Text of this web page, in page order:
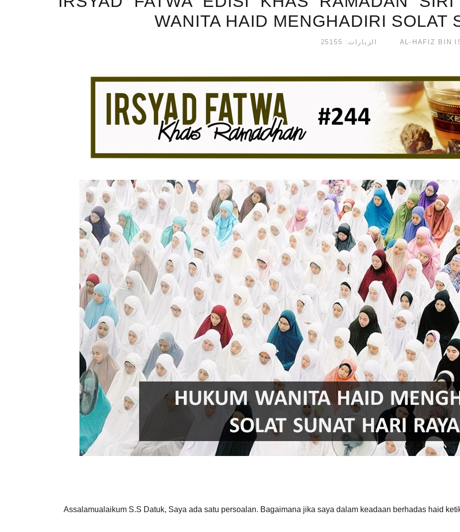
WANITA HAID MENGHADIRI SOLAT
الزيارات: 25155
Assalamualaikum S.S Datuk, Saya ada satu persoalan. Bagaimana jika saya dalam keadaan berhadas haid